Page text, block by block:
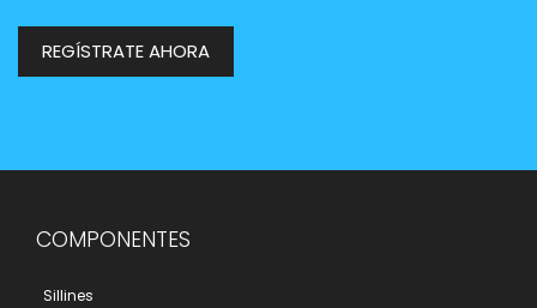
REGÍSTRATE AHORA
COMPONENTES
Sillines